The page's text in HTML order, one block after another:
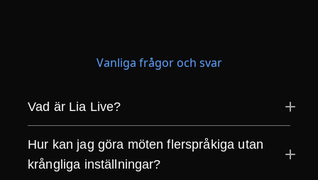
Vanliga frågor och svar
Vad är Lia Live?
Hur kan jag göra möten flerspråkiga utan
krångliga inställningar?